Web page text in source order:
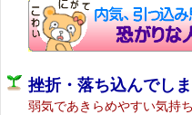
挫折・落ち込んでし
弱気であきらめやすい気持